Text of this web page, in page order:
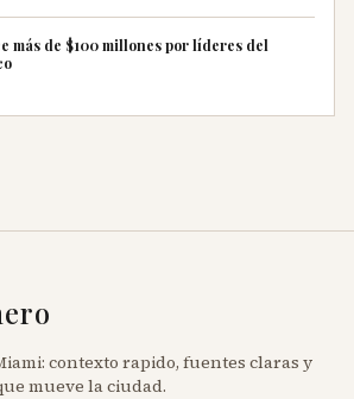
más de $100 millones por líderes del
contexto rapido, fuentes claras y
mueve la ciudad.